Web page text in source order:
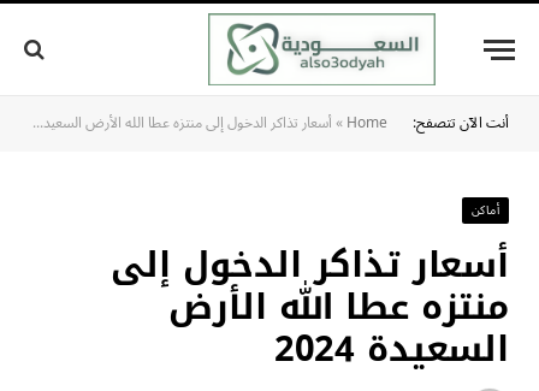
أنت الآن تتصفح: Home
»أسعار تذاكر الدخول إلى منتزه عطا الله الأرض السعيدة 2024
أماكن
أسعار تذاكر الدخول إلى
منتزه عطا الله الأرض
السعيدة 2024